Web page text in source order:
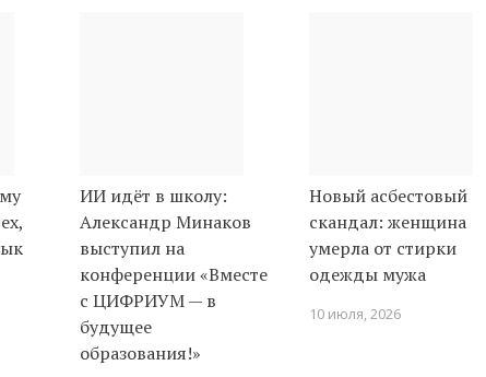
ИИ идёт в школу:
Александр Минаков
выступил на
конференции «Вместе
с ЦИФРИУМ — в
будущее
образования!»
Новый асбестовый
скандал: женщина
умерла от стирки
одежды мужа
10 июля, 2026